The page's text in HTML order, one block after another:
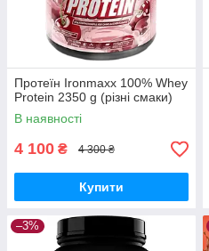
Протеїн Ironmaxx 100% Whey
Protein 2350 g (різні смаки)
В наявності
4 100 ₴ 4 300 ₴
Купити
–3%